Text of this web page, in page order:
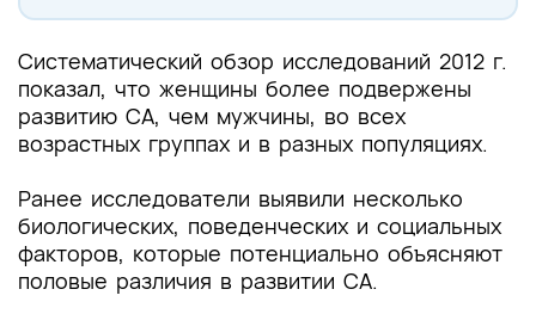
Систематический обзор исследований 2012 г.
показал, что женщины более подвержены
развитию СА, чем мужчины, во всех
возрастных группах и в разных популяциях.
Ранее исследователи выявили несколько
биологических, поведенческих и социальных
факторов, которые потенциально объясняют
половые различия в развитии СА.